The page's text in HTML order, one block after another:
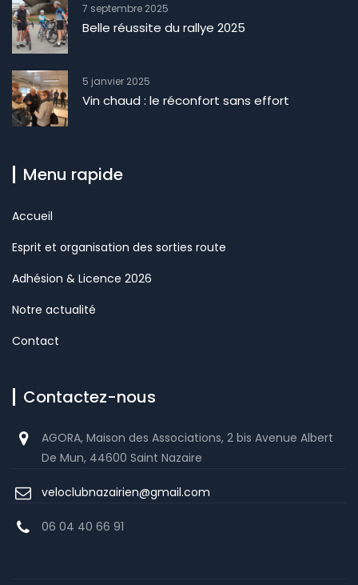
7 septembre 2025
Belle réussite du rallye 2025
5 janvier 2025
Vin chaud : le réconfort sans effort
Menu rapide
Accueil
Esprit et organisation des sorties route
Adhésion & Licence 2026
Notre actualité
Contact
Contactez-nous
AGORA, Maison des Associations, 2 bis Avenue Albert
De Mun, 44600 Saint Nazaire
veloclubnazairien@gmail.com
06 04 40 66 91